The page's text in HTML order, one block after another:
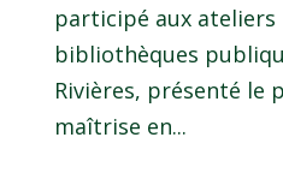
participé aux ateliers
bibliothèques
Rivières, présenté le
maîtrise en...